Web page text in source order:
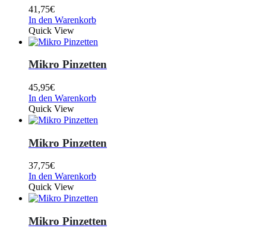
41,75€
In den Warenkorb
Quick View
Mikro Pinzetten
45,95€
In den Warenkorb
Quick View
Mikro Pinzetten
37,75€
In den Warenkorb
Quick View
Mikro Pinzetten